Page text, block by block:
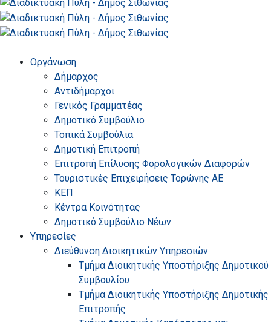
Οργάνωση
Δήμαρχος
Αντιδήμαρχοι
Γενικός Γραμματέας
Δημοτικό Συμβούλιο
Τοπικά Συμβούλια
Δημοτική Επιτροπή
Επιτροπή Επίλυσης Φορολογικών Διαφορών
Τουριστικές Επιχειρήσεις Τορώνης ΑΕ
ΚΕΠ
Κέντρα Κοινότητας
Δημοτικό Συμβούλιο Νέων
Υπηρεσίες
Διεύθυνση Διοικητικών Υπηρεσιών
Τμήμα Διοικητικής Υποστήριξης Δημοτικού
Συμβουλίου
Τμήμα Διοικητικής Υποστήριξης Δημοτικής
Επιτροπής